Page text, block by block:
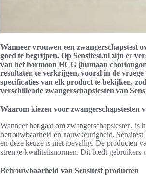
Wanneer vrouwen een zwangerschapstest
goed te begrijpen. Op Sensitest.nl zijn er
van het hormoon HCG (humaan
resultaten te verkrijgen, vooral in de
specificaties van elk product te bekijken,
verschillende zwangerschapstesten van
Waarom kiezen voor zwangerschapstesten
Wanneer het gaat om zwangerschapstesten,
betrouwbaarheid en nauwkeurigheid.
en deze keuze is niet toevallig. De producten
strenge kwaliteitsnormen. Dit biedt gebruikers
Betrouwbaarheid van Sensitest producten